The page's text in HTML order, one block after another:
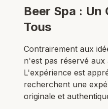
Beer Spa :
Tous
Contrairement aux
n'est pas réservé aux
L'expérience est
recherchent une
originale et